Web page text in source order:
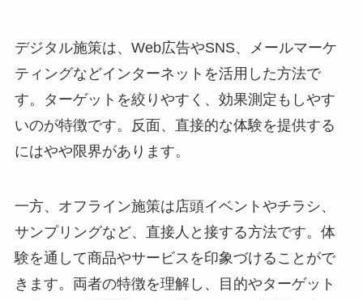
デジタル施策は、Web広告やSNS、メールマーケ
ティングなどインターネットを活用した方法で
す。ターゲットを絞りやすく、効果測定もしやす
いのが特徴です。反面、直接的な体験を提供する
にはやや限界があります。
一方、オフライン施策は店頭イベントやチラシ、
サンプリングなど、直接人と接する方法です。体
験を通して商品やサービスを印象づけることがで
きます。両者の特徴を理解し、目的やターゲット